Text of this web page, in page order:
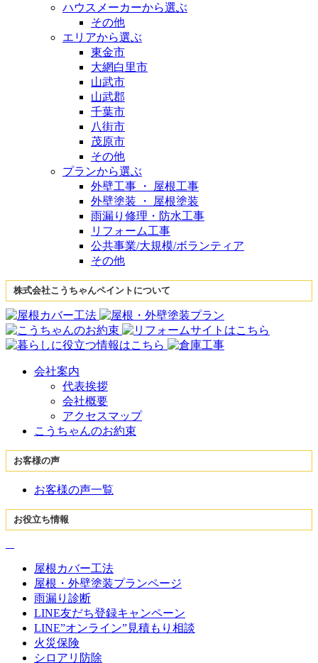
ハウスメーカーから選ぶ
その他
エリアから選ぶ
東金市
大網白里市
山武市
山武郡
千葉市
八街市
茂原市
その他
プランから選ぶ
外壁工事 ・ 屋根工事
外壁塗装 ・ 屋根塗装
雨漏り修理・防水工事
リフォーム工事
公共事業/大規模/ボランティア
その他
株式会社こうちゃんペイントについて
会社案内
代表挨拶
会社概要
アクセスマップ
こうちゃんのお約束
お客様の声
お客様の声一覧
お役立ち情報
屋根カバー工法
屋根・外壁塗装プランページ
雨漏り診断
LINE友だち登録キャンペーン
LINE”オンライン”見積もり相談
火災保険
シロアリ防除